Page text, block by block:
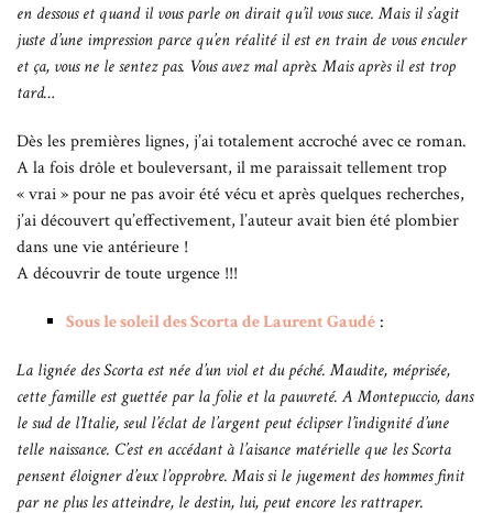
en dessous et quand il vous parle on dirait qu’il vous suce. Mais il s’agit
juste d’une impression parce qu’en réalité il est en train de vous enculer
et ça, vous ne le sentez pas. Vous avez mal après. Mais après il est trop
tard…
Dès les premières lignes, j’ai totalement accroché avec ce roman.
A la fois drôle et bouleversant, il me paraissait tellement trop
« vrai » pour ne pas avoir été vécu et après quelques recherches,
j’ai découvert qu’effectivement, l’auteur avait bien été plombier
dans une vie antérieure !
A découvrir de toute urgence !!!
Sous le soleil des Scorta de Laurent Gaudé :
La lignée des Scorta est née d’un viol et du péché. Maudite, méprisée,
cette famille est guettée par la folie et la pauvreté. A Montepuccio, dans
le sud de l’Italie, seul l’éclat de l’argent peut éclipser l’indignité d’une
telle naissance. C’est en accédant à l’aisance matérielle que les Scorta
pensent éloigner d’eux l’opprobre. Mais si le jugement des hommes finit
par ne plus les atteindre, le destin, lui, peut encore les rattraper.